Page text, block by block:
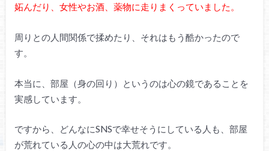
妬んだり、女性やお酒、薬物に走りまくっていました。
周りとの人間関係で揉めたり、それはもう酷かったので
す。
本当に、部屋（身の回り）というのは心の鏡であることを
実感しています。
ですから、どんなにSNSで幸せそうにしている人も、部屋
が荒れている人の心の中は大荒れです。